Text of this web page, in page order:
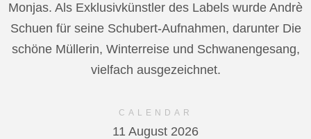
Monjas. Als Exklusivkünstler des Labels wurde Andrè
Schuen für seine Schubert-Aufnahmen, darunter Die
schöne Müllerin, Winterreise und Schwanengesang,
vielfach ausgezeichnet.
CALENDAR
11 August 2026